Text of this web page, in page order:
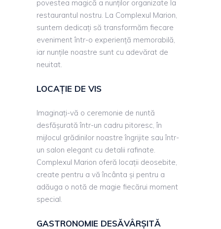
povestea magică a nunților organizate la
restaurantul nostru. La Complexul Marion,
suntem dedicați să transformăm fiecare
eveniment într-o experiență memorabilă,
iar nunțile noastre sunt cu adevărat de
neuitat.
LOCAȚIE DE VIS
Imaginați-vă o ceremonie de nuntă
desfășurată într-un cadru pitoresc, în
mijlocul grădinilor noastre îngrijite sau într-
un salon elegant cu detalii rafinate.
Complexul Marion oferă locații deosebite,
create pentru a vă încânta și pentru a
adăuga o notă de magie fiecărui moment
special.
GASTRONOMIE DESĂVÂRȘITĂ